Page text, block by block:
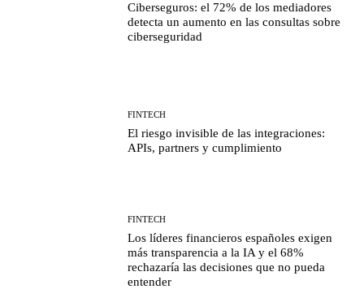
Ciberseguros: el 72% de los mediadores
detecta un aumento en las consultas sobre
ciberseguridad
FINTECH
El riesgo invisible de las integraciones:
APIs, partners y cumplimiento
FINTECH
Los líderes financieros españoles exigen
más transparencia a la IA y el 68%
rechazaría las decisiones que no pueda
entender